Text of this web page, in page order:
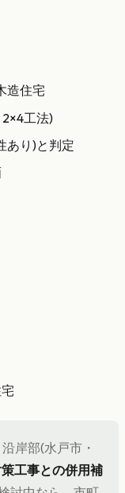
造住宅
工法)
あり)と判定
岸部(水戸市・
工事との併用補